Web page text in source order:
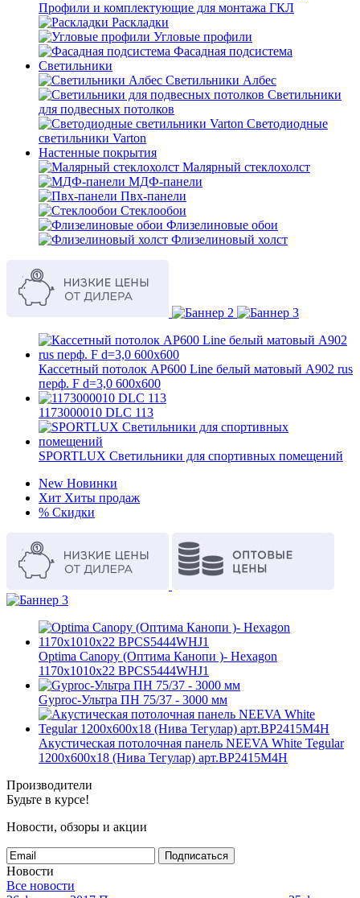
Профили и комплектующие для монтажа ГКЛ
Раскладки
Угловые профили
Фасадная подсистема
Светильники
Светильники Албес
Светильники
для подвесных потолков
Светодиодные
светильники Varton
Настенные покрытия
Малярный стеклохолст
МДФ-панели
Пвх-панели
Стеклообои
Флизелиновые обои
Флизелиновый холст
Кассетный потолок AP600 Line белый матовый А902 rus
перф. F d=3,0 600x600
1173000010 DLC 113
SPORTLUX Светильники для спортивных помещений
New Новинки
Хит Хиты продаж
% Скидки
Optima Canopy (Оптима Канопи )- Hexagon
1170x1010x22 BPCS5444WHJ1
Gyproc-Ультра ПН 75/37 - 3000 мм
Акустическая потолочная панель NEEVA White Tegular
1200x600x18 (Нива Тегулар) арт.BP2415M4H
Производители
Будьте в курсе!
Новости, обзоры и акции
Подписаться
Новости
Все новости